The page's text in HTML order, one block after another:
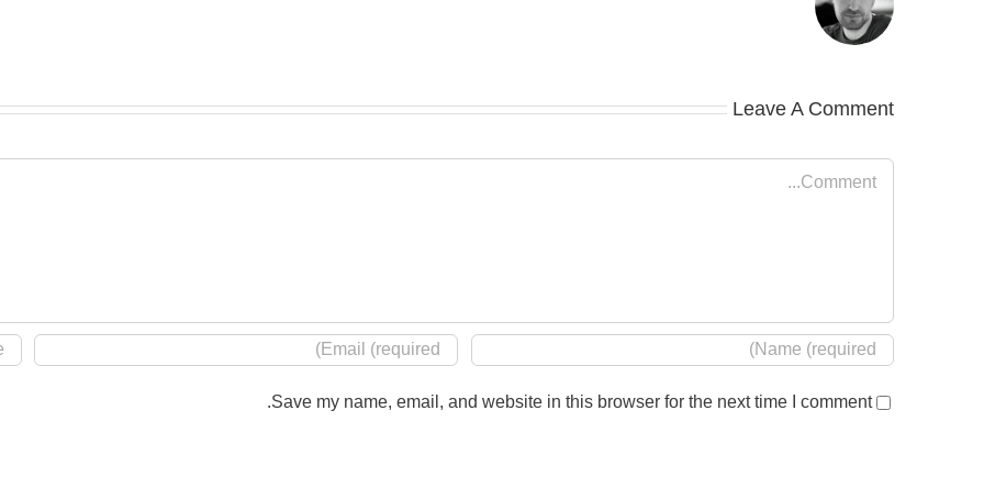
Leave A Comment
Save my name, email, and website in this browser for the next time I comment.